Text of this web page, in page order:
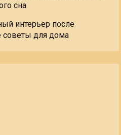
сна
интерьер после
советы для дома